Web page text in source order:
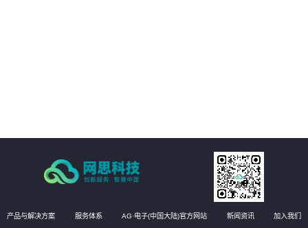
产品与解决方案 服务体系 AG·电子(中国大陆)官方网站 新闻资讯 加入我们